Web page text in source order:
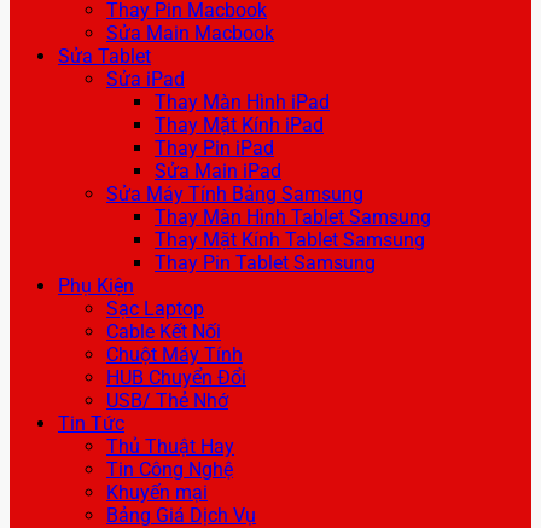
Thay Pin Macbook
Sửa Main Macbook
Sửa Tablet
Sửa iPad
Thay Màn Hình iPad
Thay Mặt Kính iPad
Thay Pin iPad
Sửa Main iPad
Sửa Máy Tính Bảng Samsung
Thay Màn Hình Tablet Samsung
Thay Mặt Kính Tablet Samsung
Thay Pin Tablet Samsung
Phụ Kiện
Sạc Laptop
Cable Kết Nối
Chuột Máy Tính
HUB Chuyển Đổi
USB/ Thẻ Nhớ
Tin Tức
Thủ Thuật Hay
Tin Công Nghệ
Khuyến mại
Bảng Giá Dịch Vụ